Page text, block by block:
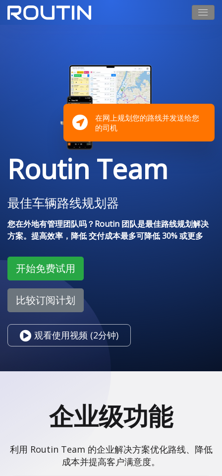
在网上规划您的路线并发送给您
的司机
Routin Team
最佳车辆路线规划器
您在外地有管理团队吗？Routin 团队是最佳路线规划解决
方案。提高效率，降低 交付成本最多可降低 30% 或更多
开始免费试用
比较订阅计划
观看使用视频 (2分钟)
企业级功能
利用 Routin Team 的企业解决方案优化路线、降低
成本并提高客户满意度。